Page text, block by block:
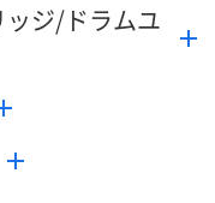
ジ/ドラムユ